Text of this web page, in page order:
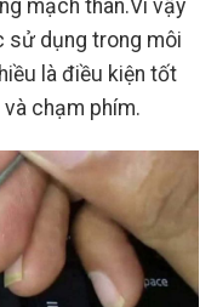
mạch than.Vì vậy
sử dụng trong môi
là điều kiện tốt
chạm phím.